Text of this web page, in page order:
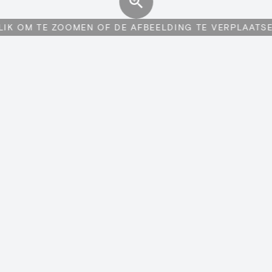
OM TE ZOOMEN OF DE AFBEELDING TE